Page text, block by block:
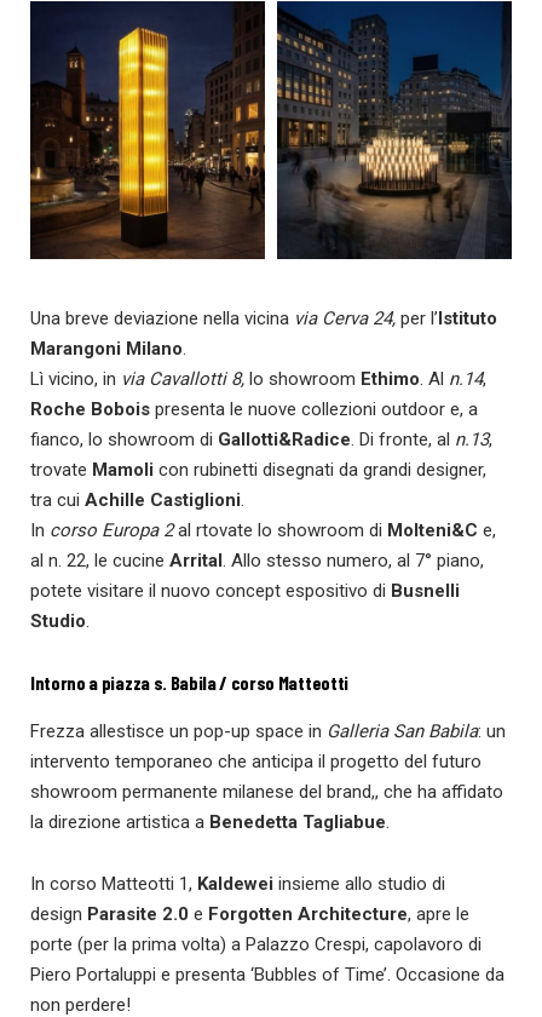
Una breve deviazione nella vicina via Cerva 24, per l’Istituto
Marangoni Milano.
Lì vicino, in via Cavallotti 8, lo showroom Ethimo. Al n.14,
Roche Bobois presenta le nuove collezioni outdoor e, a
fianco, lo showroom di Gallotti&Radice. Di fronte, al n.13,
trovate Mamoli con rubinetti disegnati da grandi designer,
tra cui Achille Castiglioni.
In corso Europa 2al rtovate lo showroom di Molteni&C e,
al n. 22, le cucine Arrital. Allo stesso numero, al 7° piano,
potete visitare il nuovo concept espositivo di Busnelli
Studio.
Intorno a piazza s. Babila / corso Matteotti
Frezza allestisce un pop-up space in Galleria San Babila: un
intervento temporaneo che anticipa il progetto del futuro
showroom permanente milanese del brand,, che ha affidato
la direzione artistica a Benedetta Tagliabue.
In corso Matteotti 1, Kaldewei insieme allo studio di
design Parasite 2.0 e Forgotten Architecture, apre le
porte (per la prima volta) a Palazzo Crespi, capolavoro di
Piero Portaluppi e presenta ‘Bubbles of Time’. Occasione da
non perdere!